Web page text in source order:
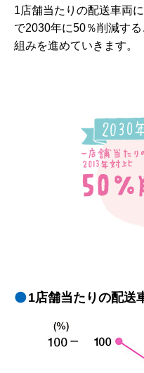
1店舗当たりの配送車両
で2030年に50％削減す
組みを進めていきます。
1店舗当たりの配送